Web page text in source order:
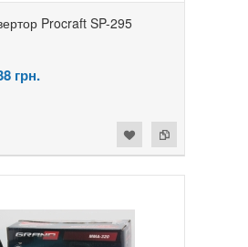
Procraft SP-295
грн.